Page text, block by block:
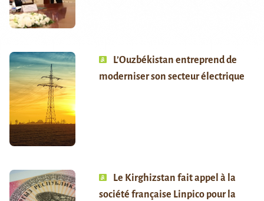
L’Ouzbékistan entreprend de
moderniser son secteur électrique
Le Kirghizstan fait appel à la
société française Linpico pour la